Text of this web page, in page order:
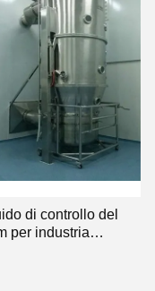
di controllo del
per industria